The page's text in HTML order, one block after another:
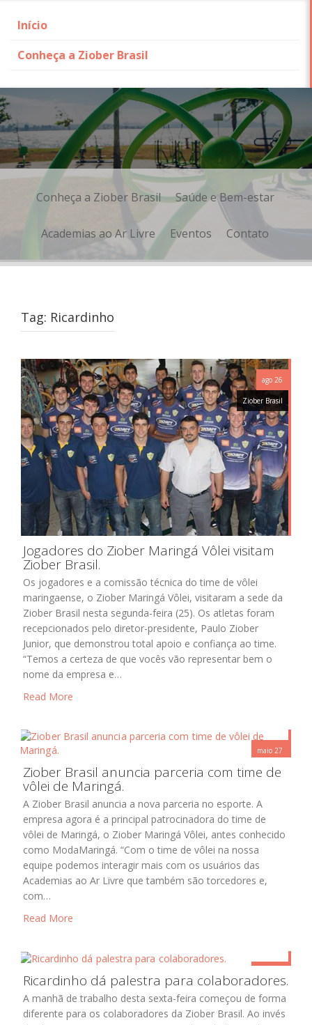
Início
Conheça a Ziober Brasil
Skip
to
content
Conheça a Ziober Brasil Saúde e Bem-estar
Academias ao Ar Livre Eventos Contato
Tag: Ricardinho
ago 26
Ziober Brasil
Jogadores do Ziober Maringá Vôlei visitam
Ziober Brasil.
Os jogadores e a comissão técnica do time de vôlei
maringaense, o Ziober Maringá Vôlei, visitaram a sede da
Ziober Brasil nesta segunda-feira (25). Os atletas foram
recepcionados pelo diretor-presidente, Paulo Ziober
Junior, que demonstrou total apoio e confiança ao time.
“Temos a certeza de que vocês vão representar bem o
nome da empresa e…
Read More
maio 27
Ziober Brasil
Ziober Brasil anuncia parceria com time de
vôlei de Maringá.
A Ziober Brasil anuncia a nova parceria no esporte. A
empresa agora é a principal patrocinadora do time de
vôlei de Maringá, o Ziober Maringá Vôlei, antes conhecido
como ModaMaringá. “Com o time de vôlei na nossa
equipe podemos interagir mais com os usuários das
Academias ao Ar Livre que também são torcedores e,
com…
Read More
Ziober Brasil
Ricardinho dá palestra para colaboradores.
A manhã de trabalho desta sexta-feira começou de forma
diferente para os colaboradores da Ziober Brasil. Ao invés